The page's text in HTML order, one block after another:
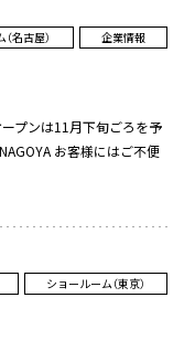
名古屋） 企業情報
ープンは11月下旬ごろを予
お客様にはご不便
ショールーム（東京）